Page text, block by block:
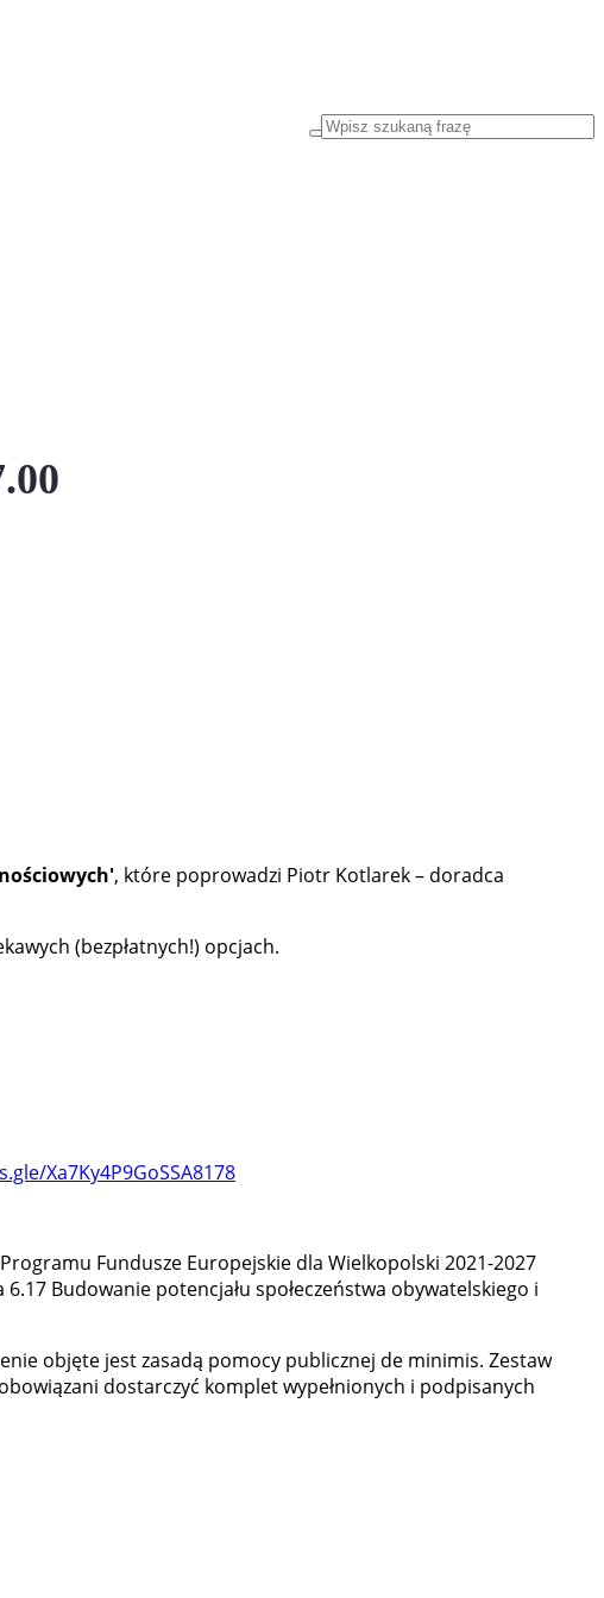
, które poprowadzi Piotr Kotlarek – doradca
(bezpłatnych!) opcjach.
Xa7Ky4P9GoSSA8178
Fundusze Europejskie dla Wielkopolski 2021-2027
6.17 Budowanie potencjału społeczeństwa obywatelskiego i
objęte jest zasadą pomocy publicznej de minimis. Zestaw
dostarczyć komplet wypełnionych i podpisanych